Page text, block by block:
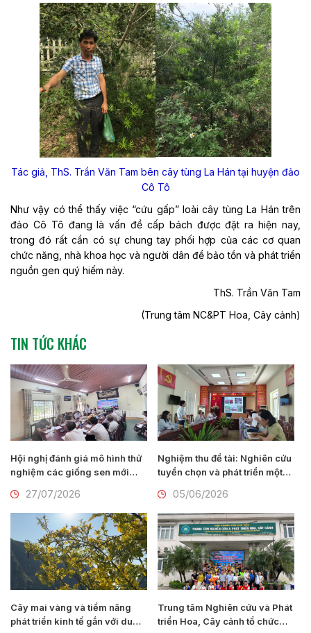
Tác giả, ThS. Trần Văn Tam bên cây tùng La Hán tại huyện đảo
Cô Tô
Như vậy có thể thấy việc “cứu gấp” loài cây tùng La Hán trên
đảo Cô Tô đang là vấn đề cấp bách được đặt ra hiện nay,
trong đó rất cần có sự chung tay phối hợp của các cơ quan
chức năng, nhà khoa học và người dân để bảo tồn và phát triển
nguồn gen quý hiếm này.
ThS. Trần Văn Tam
(Trung tâm NC&PT Hoa, Cây cảnh)
TIN TỨC KHÁC
Hội nghị đánh giá mô hình thử
nghiệm các giống sen mới
tại thành phố Huế
27/07/2026
Nghiệm thu đề tài: Nghiên cứu
tuyển chọn và phát triển một
(Gladiolus communis L.) tại
Nam Định
05/06/2026
Cây mai vàng và tiềm năng
phát triển kinh tế gắn với du
Trung tâm Nghiên cứu và Phát
triển Hoa, Cây cảnh tổ chức